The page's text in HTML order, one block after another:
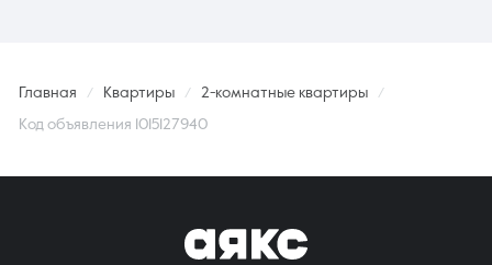
Главная Квартиры 2-комнатные квартиры
Код объявления 1015127940